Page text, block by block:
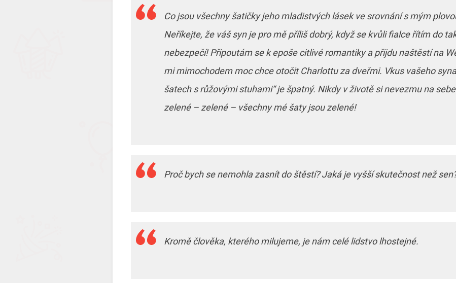
Co jsou všechny šatičky jeho mladistvých lásek ve srovnání s mým
Neříkejte, že váš syn je pro mě příliš dobrý, když se kvůli fialce řítím do
nebezpečí! Připoutám se k epoše citlivé romantiky a přijdu naštěstí na
mi mimochodem moc chce otočit Charlottu za dveřmi. Vkus vašeho
šatech s růžovými stuhami“ je špatný. Nikdy v životě si nevezmu na
zelené – zelené – všechny mé šaty jsou zelené!
Proč bych se nemohla zasnít do štěstí? Jaká je vyšší skutečnost než
Kromě člověka, kterého milujeme, je nám celé lidstvo lhostejné.